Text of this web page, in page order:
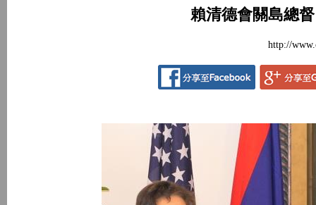
賴清德會關島總
http://